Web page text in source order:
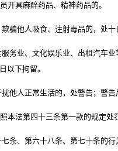
开具麻醉药品、精神药品的。
骗他人吸食、注射毒品的，处
务业、文化娱乐业、出租汽车
以下拘留。
他人正常生活的，处警告；警
本法第四十三条第一款的规定处
条、第六十八条、第七十条的